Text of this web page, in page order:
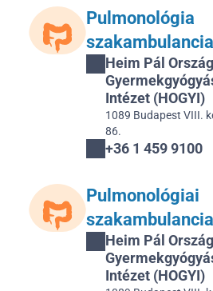
Pulmonológia
Heim Pál
Intézet (HOGYI)
1089 Budapest VIII.
86.
+36 1 459 9100
Pulmonológiai
Heim Pál
Intézet (HOGYI)